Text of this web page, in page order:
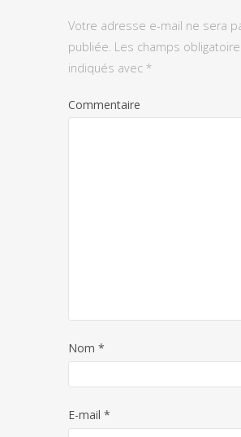
Votre adresse e-mail ne sera
publiée. Les champs
indiqués avec *
Commentaire
Nom *
E-mail *